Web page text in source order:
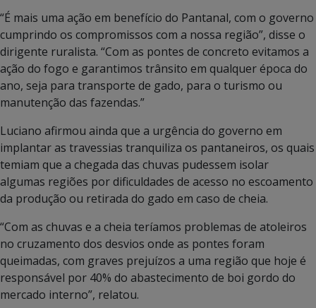
“É mais uma ação em benefício do Pantanal, com o governo
cumprindo os compromissos com a nossa região”, disse o
dirigente ruralista. “Com as pontes de concreto evitamos a
ação do fogo e garantimos trânsito em qualquer época do
ano, seja para transporte de gado, para o turismo ou
manutenção das fazendas.”
Luciano afirmou ainda que a urgência do governo em
implantar as travessias tranquiliza os pantaneiros, os quais
temiam que a chegada das chuvas pudessem isolar
algumas regiões por dificuldades de acesso no escoamento
da produção ou retirada do gado em caso de cheia.
“Com as chuvas e a cheia teríamos problemas de atoleiros
no cruzamento dos desvios onde as pontes foram
queimadas, com graves prejuízos a uma região que hoje é
responsável por 40% do abastecimento de boi gordo do
mercado interno”, relatou.